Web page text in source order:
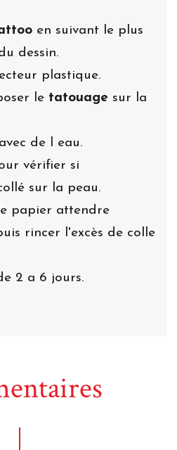
en suivant le plus
dessin.
plastique.
le tatouage sur la
de l eau.
vérifier si
sur la peau.
papier attendre
rincer l'excès de colle
2 a 6 jours.